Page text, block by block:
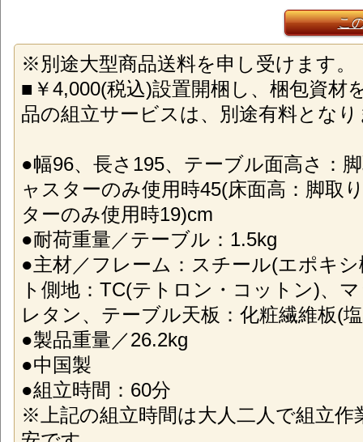
こ
※別途大型商品送料を申し受けます。
■￥4,000(税込)設置開梱し、梱包資
品の組立サービスは、別途有料とな
●幅96、長さ195、テーブル面高さ：
ャスターのみ使用時45(床面高：脚取
ターのみ使用時19)cm
●耐荷重量／テーブル：1.5kg
●主材／フレーム：スチール(エポキ
ト側地：TC(テトロン・コットン)、
レタン、テーブル天板：化粧繊維板(
●製品重量／26.2kg
●中国製
●組立時間：60分
※上記の組立時間は大人二人で組立作